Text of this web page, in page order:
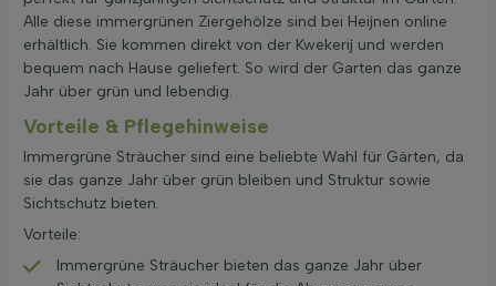
Alle diese immergrünen Ziergehölze sind bei Heijnen online
erhältlich. Sie kommen direkt von der Kwekerij und werden
bequem nach Hause geliefert. So wird der Garten das ganze
Jahr über grün und lebendig.
Vorteile & Pflegehinweise
Immergrüne Sträucher sind eine beliebte Wahl für Gärten, da
sie das ganze Jahr über grün bleiben und Struktur sowie
Sichtschutz bieten.
Vorteile:
Immergrüne Sträucher bieten das ganze Jahr über